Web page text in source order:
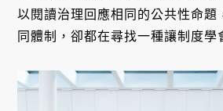
以閱讀治理回應相同的公共性命題
同體制，卻都在尋找一種讓制度學